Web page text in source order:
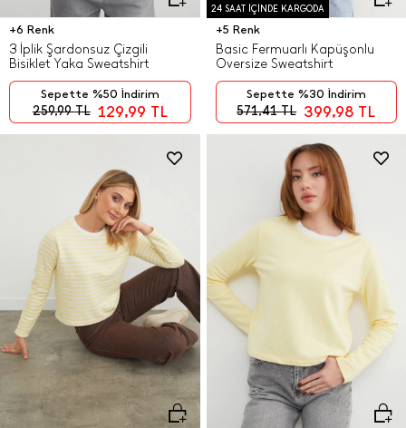
+6 Renk
3 İplik Şardonsuz Çizgili
Bisiklet Yaka Sweatshirt
259,99TL 129,99 TL
Sepette %50 İndirim
24 SAAT İÇİNDE KARGODA
+5 Renk
Basic Fermuarlı Kapüşonlu
Oversize Sweatshirt
571,41TL 399,98 TL
Sepette %30 İndirim